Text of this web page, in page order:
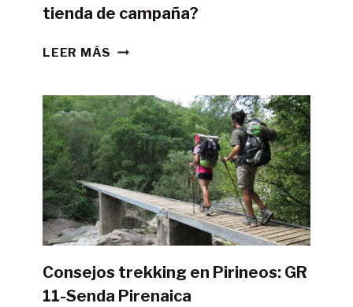
tienda de campaña?
LEER MÁS ¿ES
LA
GR11
CON
TIENDA
DE
CAMPAÑA?
Consejos trekking en Pirineos: GR
11-Senda Pirenaica